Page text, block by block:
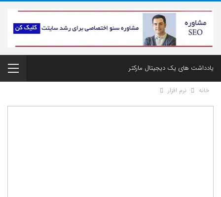
یادداشت های یک دیجیتال مارکتر
خانه نرم افزار